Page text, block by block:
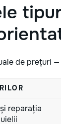
de prețuri
reparația